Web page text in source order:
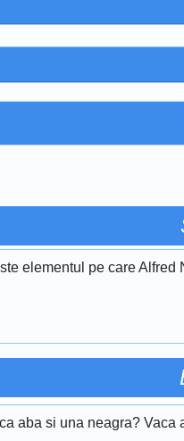
elementul pe care
aba si una neagra?